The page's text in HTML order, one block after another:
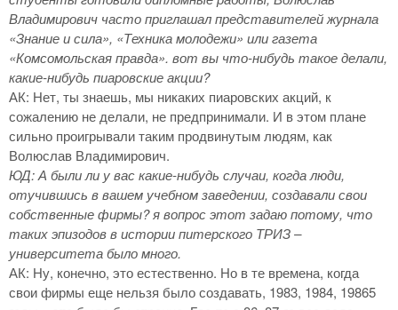
Владимирович часто приглашал представителей журнала
«Знание и сила», «Техника молодежи» или газета
«Комсомольская правда». вот вы что-нибудь такое делали,
какие-нибудь пиаровские акции?
АК: Нет, ты знаешь, мы никаких пиаровских акций, к
сожалению не делали, не предпринимали. И в этом плане
сильно проигрывали таким продвинутым людям, как
Волюслав Владимирович.
ЮД: А были ли у вас какие-нибудь случаи, когда люди,
отучившись в вашем учебном заведении, создавали свои
собственные фирмы? я вопрос этот задаю потому, что
таких эпизодов в истории питерского ТРИЗ –
университета было много.
АК: Ну, конечно, это естественно. Но в те времена, когда
свои фирмы еще нельзя было создавать, 1983, 1984, 19865